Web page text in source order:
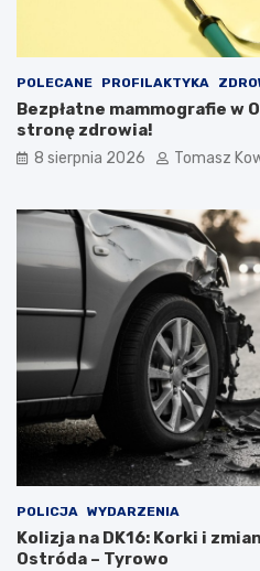
POLECANE PROFILAKTYKA
Bezpłatne mammografie w
stronę zdrowia!
8 sierpnia 2026 Tomasz
POLICJA WYDARZENIA
Kolizja na DK16: Korki i
Ostróda – Tyrowo